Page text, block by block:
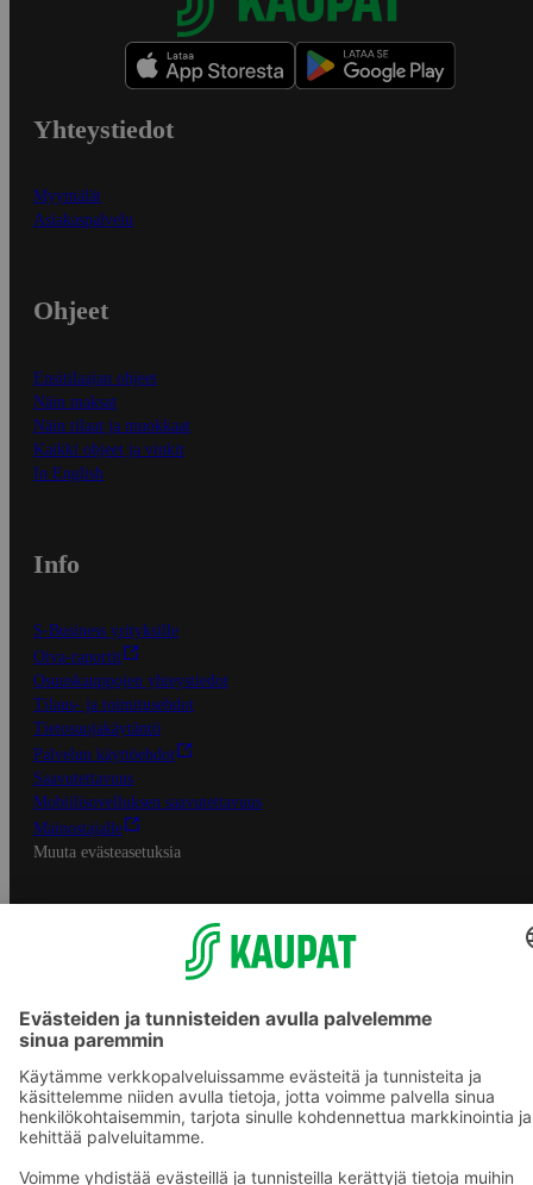
Yhteystiedot
Myymälät
Asiakaspalvelu
Ohjeet
Ensitilaajan ohjeet
Näin maksat
Näin tilaat ja muokkaat
Kaikki ohjeet ja vinkit
In English
Info
S-Business yrityksille
Oiva-raportit
Osuuskauppojen yhteystiedot
Tilaus- ja toimitusehdot
Tietosuojakäytäntö
Palvelun käyttöehdot
Saavutettavuus
Mobiilisovelluksen saavutettavuus
Mainostajalle
Muuta evästeasetuksia
S-ryhmän palvelut
S-ryhmä
Asiakasomistajuus
S-ostoslista -sovellus
Prisma.fi
Sokos.fi
S-Pankki